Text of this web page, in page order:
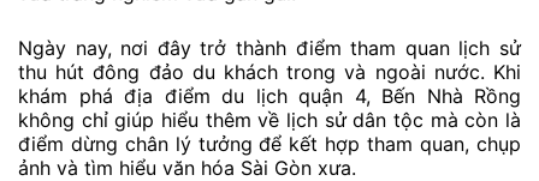
Ngày nay, nơi đây trở thành điểm tham quan lịch sử
thu hút đông đảo du khách trong và ngoài nước. Khi
khám phá địa điểm du lịch quận 4, Bến Nhà Rồng
không chỉ giúp hiểu thêm về lịch sử dân tộc mà còn là
điểm dừng chân lý tưởng để kết hợp tham quan, chụp
ảnh và tìm hiểu văn hóa Sài Gòn xưa.